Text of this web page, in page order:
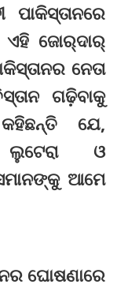
ପାକିସ୍ତାନରେ
ଜୋର୍‌ଦାର୍‌
ନେତା
ଗଢ଼ିବାକୁ
ଯେ,
ଲୁଟେରା ଓ
ଆମେ
ଘୋଷଣାରେ